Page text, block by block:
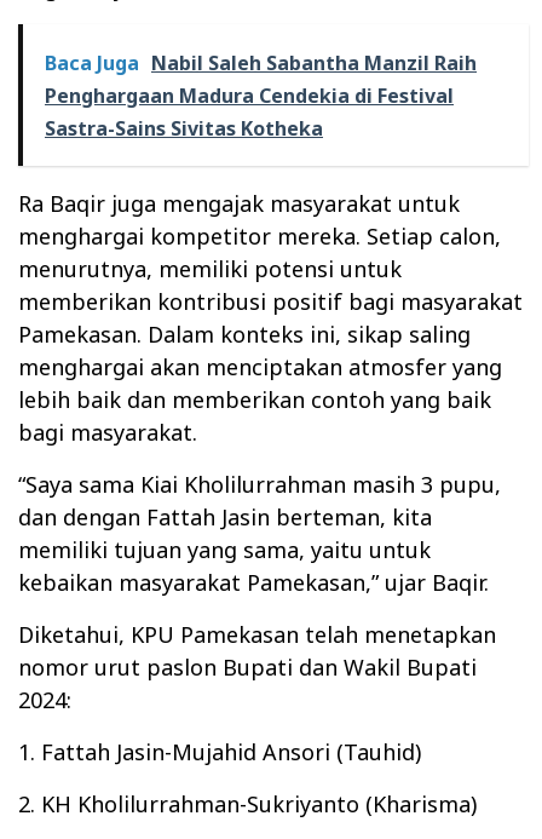
Baca Juga Nabil Saleh Sabantha Manzil Raih
Penghargaan Madura Cendekia di Festival
Sastra-Sains Sivitas Kotheka
Ra Baqir juga mengajak masyarakat untuk
menghargai kompetitor mereka. Setiap calon,
menurutnya, memiliki potensi untuk
memberikan kontribusi positif bagi masyarakat
Pamekasan. Dalam konteks ini, sikap saling
menghargai akan menciptakan atmosfer yang
lebih baik dan memberikan contoh yang baik
bagi masyarakat.
“Saya sama Kiai Kholilurrahman masih 3 pupu,
dan dengan Fattah Jasin berteman, kita
memiliki tujuan yang sama, yaitu untuk
kebaikan masyarakat Pamekasan,” ujar Baqir.
Diketahui, KPU Pamekasan telah menetapkan
nomor urut paslon Bupati dan Wakil Bupati
2024:
1. Fattah Jasin-Mujahid Ansori (Tauhid)
2. KH Kholilurrahman-Sukriyanto (Kharisma)